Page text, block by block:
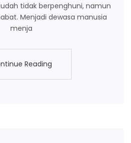
tidak berpenghuni, namun
Menjadi dewasa manusia
menja
Reading